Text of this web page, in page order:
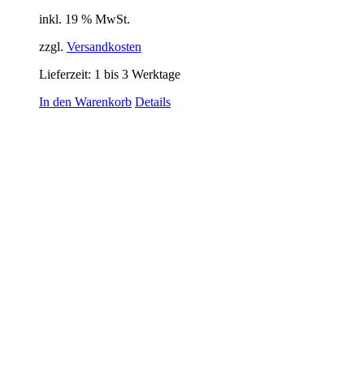
inkl. 19 % MwSt.
zzgl. Versandkosten
Lieferzeit: 1 bis 3 Werktage
In den Warenkorb Details